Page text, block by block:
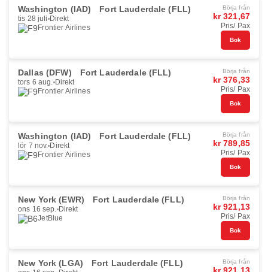
Washington (IAD) Fort Lauderdale (FLL)
tis 28 juli Direkt
Frontier Airlines
Börja från
kr 321,67
Pris/ Pax
Bok
Dallas (DFW) Fort Lauderdale (FLL)
tors 6 aug. Direkt
Frontier Airlines
Börja från
kr 376,33
Pris/ Pax
Bok
Washington (IAD) Fort Lauderdale (FLL)
lör 7 nov. Direkt
Frontier Airlines
Börja från
kr 789,85
Pris/ Pax
Bok
New York (EWR) Fort Lauderdale (FLL)
ons 16 sep. Direkt
JetBlue
Börja från
kr 921,13
Pris/ Pax
Bok
New York (LGA) Fort Lauderdale (FLL) Börja från